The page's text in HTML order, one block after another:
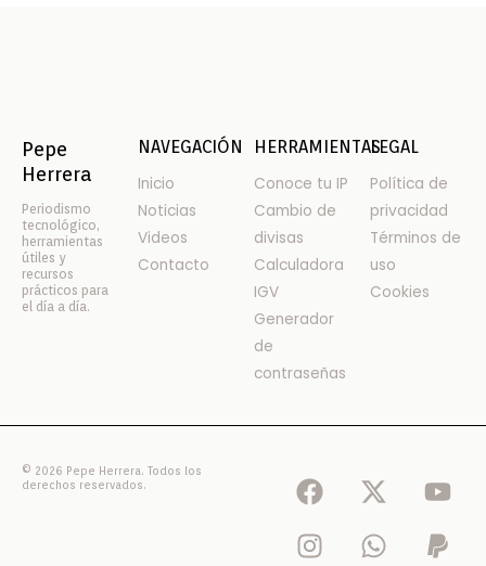
Pepe
Herrera
Periodismo
tecnológico,
herramientas
útiles y
recursos
prácticos para
el día a día.
NAVEGACIÓN
Inicio
Noticias
Videos
Contacto
HERRAMIENTAS
Conoce tu IP
Cambio de
divisas
Calculadora
IGV
Generador
de
contraseñas
LEGAL
Política de
privacidad
Términos de
uso
Cookies
© 2026 Pepe Herrera. Todos los
derechos reservados.
F
a
c
e
X
-
t
w
Y
o
u
t
I
n
s
t
W
h
a
t
P
a
y
p